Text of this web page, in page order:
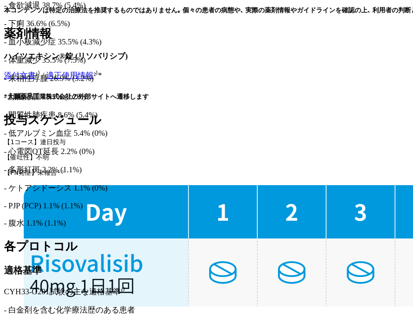
- 食欲減退 38.7% (5.4%)
- 下痢 36.6% (6.5%)
- 血小板減少症 35.5% (4.3%)
- 体重減少 35.5% (7.5%)
- 末梢性浮腫 26.9% (3.2%)
- 顔面浮腫 15.1% (2.2%)
- 間質性肺疾患 8.6% (5.4%)
- 低アルブミン血症 5.4% (0%)
- 心電図QT延長 2.2% (0%)
- 多形紅斑 2.2% (1.1%)
- ケトアシドーシス 1.1% (0%)
- PJP (PCP) 1.1% (1.1%)
- 腹水 1.1% (1.1%)
各プロトコル
適格基準
CYH33-G201試験の主な適格基準¹⁾
- 白金剤を含む化学療法歴のある患者
本コンテンツは特定の治療法を推奨するものではありません｡ 個々の患者の病態や､ 実際の薬剤情報やガイドラインを確認の上､ 利用者の判
薬剤情報
ハイツエキシン®錠 (リソバリシブ)
添付文書¹⁾ /適正使用情報²⁾*
*大鵬薬品工業株式会社の外部サイトへ遷移します
投与スケジュール
【1コース】連日投与
【催吐性】不明
【FN発症】未報告¹⁾